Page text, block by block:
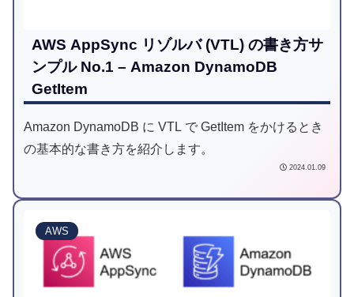
AWS AppSync リゾルバ (VTL) の書き方サ
ンプル No.1 – Amazon DynamoDB
GetItem
Amazon DynamoDB に VTL で GetItem をかけるとき
の基本的な書き方を紹介します。
2024.01.09
AWS